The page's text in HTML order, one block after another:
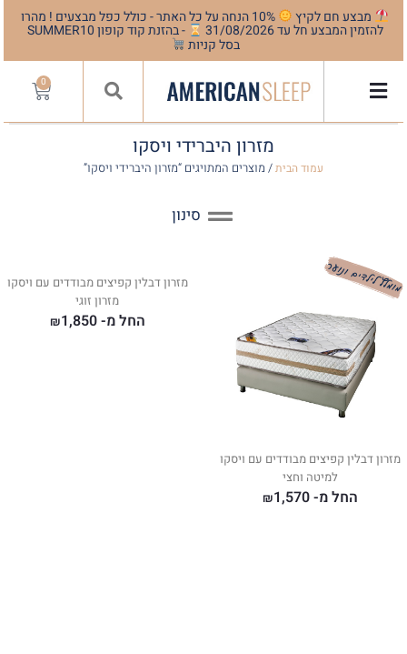
מבצע חם לקיץ 10% הנחה על כל האתר - כולל כפל מבצעים ! מהרו
להזמין המבצע חל עד 31/08/2026 - בהזנת קוד קופון SUMMER10
בסל קניות
0
מזרון היברידי ויסקו
עמוד הבית/ מוצרים המתויגים “מזרון היברידי ויסקו”
סינון
מזרון דבלין קפיצים מבודדים עם ויסקו
למיטה וחצי
החל מ- ₪1,570
מזרון דבלין קפיצים מבודדים עם ויסקו
מזרון זוגי
החל מ- ₪1,850